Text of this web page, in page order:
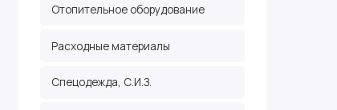
Отопительное оборудование
Расходные материалы
Спецодежда, С.И.З.